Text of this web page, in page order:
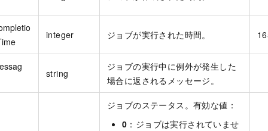
integer ジョブが実行された時間。
string
ジョブの実行中に例外が発生した
場合に返されるメッセージ。
ジョブのステータス。有効な値：
0 ：ジョブは実行されていませ